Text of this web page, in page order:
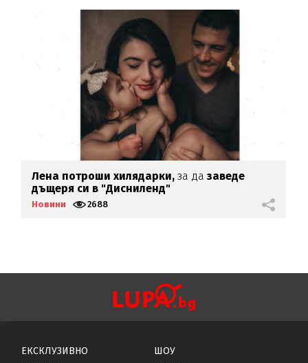
Лена потроши хилядарки,за да заведе
дъщеря си в "Дисниленд"
Новини 2688
ЕКСКЛУЗИВНО
ШОУ